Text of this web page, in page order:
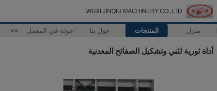
WUXI JINQIU MACHINERY CO.,LTD.
منزل المنتجات حول بنا جولة في المعمل >>
أداة ثورية لثني وتشكيل الصفائح المعدنية